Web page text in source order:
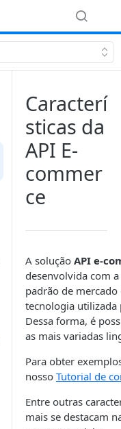
Caracterí
sticas da
API E-
commer
ce
A solução API e-
desenvolvida com a
padrão de
tecnologia utilizada
Dessa forma, é
as mais variadas
Para obter
nosso Tutorial de
Entre outras
mais se destacam